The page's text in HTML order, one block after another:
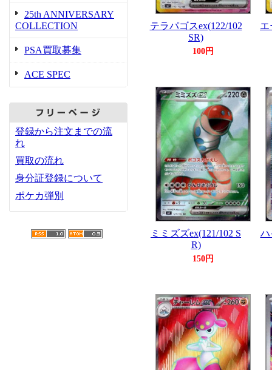
25th ANNIVERSARY
COLLECTION
PSA買取募集
ACE SPEC
登録から注文までの流
れ
買取の流れ
身分証登録について
ポケカ弾別
テラパゴスex(122/102
SR)
100円
エ
ミミズズex(121/102 S
R)
150円
ハ